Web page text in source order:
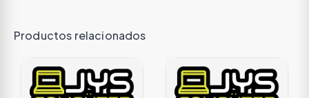
Productos relacionados